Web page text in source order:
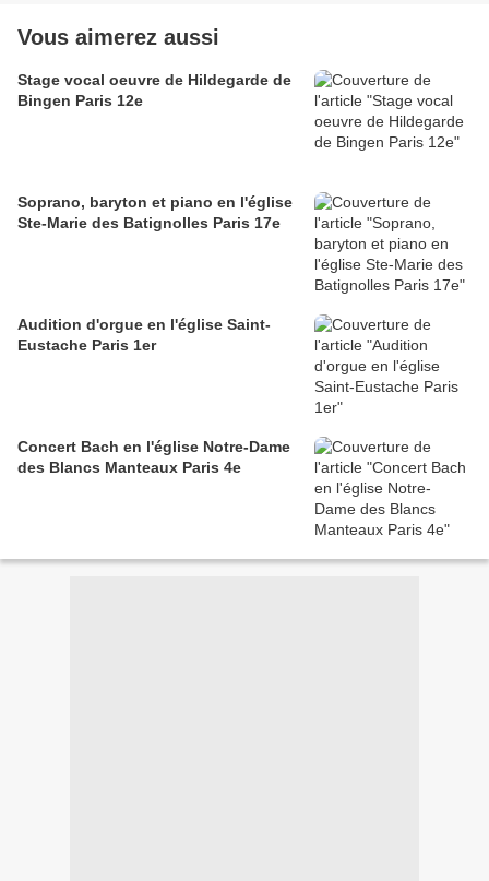
Vous aimerez aussi
Stage vocal oeuvre de Hildegarde de
Bingen Paris 12e
Soprano, baryton et piano en l'église
Ste-Marie des Batignolles Paris 17e
Audition d'orgue en l'église Saint-
Eustache Paris 1er
Concert Bach en l'église Notre-Dame
des Blancs Manteaux Paris 4e